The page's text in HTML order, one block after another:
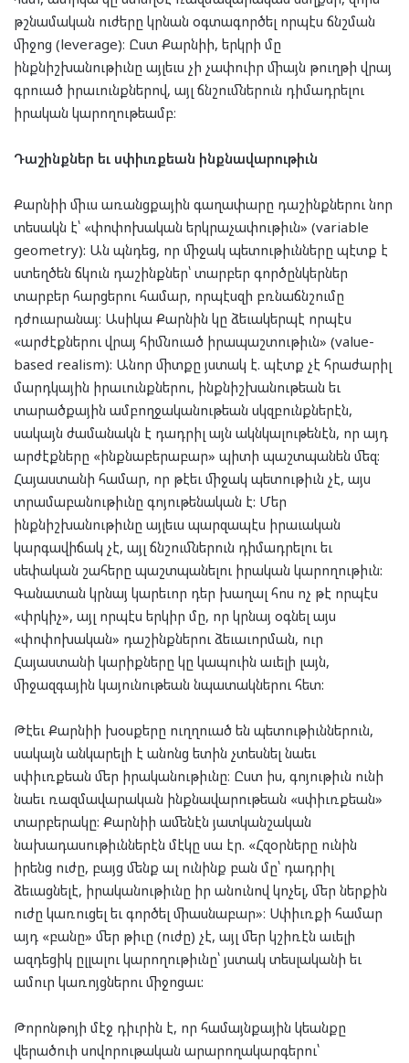
թշնամական ուժերը կրնան օգտագործել որպէս ճնշման
միջոց (leverage)։ Ըստ Քարնիի, երկրի մը
ինքնիշխանութիւնը այլեւս չի չափուիր միայն թուղթի վրայ
գրուած իրաւունքներով, այլ ճնշումներուն դիմադրելու
իրական կարողութեամբ։
Դաշինքներ եւ սփիւռքեան ինքնավարութիւն
Քարնիի միւս առանցքային գաղափարը դաշինքներու նոր
տեսակն է՝ «փոփոխական երկրաչափութիւն» (variable
geometry): Ան պնդեց, որ միջակ պետութիւնները պէտք է
ստեղծեն ճկուն դաշինքներ՝ տարբեր գործընկերներ
տարբեր հարցերու համար, որպէսզի բռնաճնշումը
դժուարանայ։ Ասիկա Քարնին կը ձեւակերպէ որպէս
«արժէքներու վրայ հիմնուած իրապաշտութիւն» (value-
based realism): Անոր միտքը յստակ է. պէտք չէ հրաժարիլ
մարդկային իրաւունքներու, ինքնիշխանութեան եւ
տարածքային ամբողջականութեան սկզբունքներէն,
սակայն ժամանակն է դադրիլ այն ակնկալութենէն, որ այդ
արժէքները «ինքնաբերաբար» պիտի պաշտպանեն մեզ:
Հայաստանի համար, որ թէեւ միջակ պետութիւն չէ, այս
տրամաբանութիւնը գոյութենական է: Մեր
ինքնիշխանութիւնը այլեւս պարզապէս իրաւական
կարգավիճակ չէ, այլ ճնշումներուն դիմադրելու եւ
սեփական շահերը պաշտպանելու իրական կարողութիւն:
Գանատան կրնայ կարեւոր դեր խաղալ հոս ոչ թէ որպէս
«փրկիչ», այլ որպէս երկիր մը, որ կրնայ օգնել այս
«փոփոխական» դաշինքներու ձեւաւորման, ուր
Հայաստանի կարիքները կը կապուին աւելի լայն,
միջազգային կայունութեան նպատակներու հետ:
Թէեւ Քարնիի խօսքերը ուղղուած են պետութիւններուն,
սակայն անկարելի է անոնց ետին չտեսնել նաեւ
սփիւռքեան մեր իրականութիւնը։ Ըստ իս, գոյութիւն ունի
նաեւ ռազմավարական ինքնավարութեան «սփիւռքեան»
տարբերակը: Քարնիի ամենէն յատկանշական
նախադասութիւններէն մէկը սա էր. «Հզօրները ունին
իրենց ուժը, բայց մենք ալ ունինք բան մը՝ դադրիլ
ձեւացնելէ, իրականութիւնը իր անունով կոչել, մեր ներքին
ուժը կառուցել եւ գործել միասնաբար»։ Սփիւռքի համար
այդ «բանը» մեր թիւը (ուժը) չէ, այլ մեր կշիռէն աւելի
ազդեցիկ ըլլալու կարողութիւնը՝ յստակ տեսլականի եւ
ամուր կառոյցներու միջոցաւ:
Թորոնթոյի մէջ դիւրին է, որ համայնքային կեանքը
վերածուի սովորութական արարողակարգերու՝